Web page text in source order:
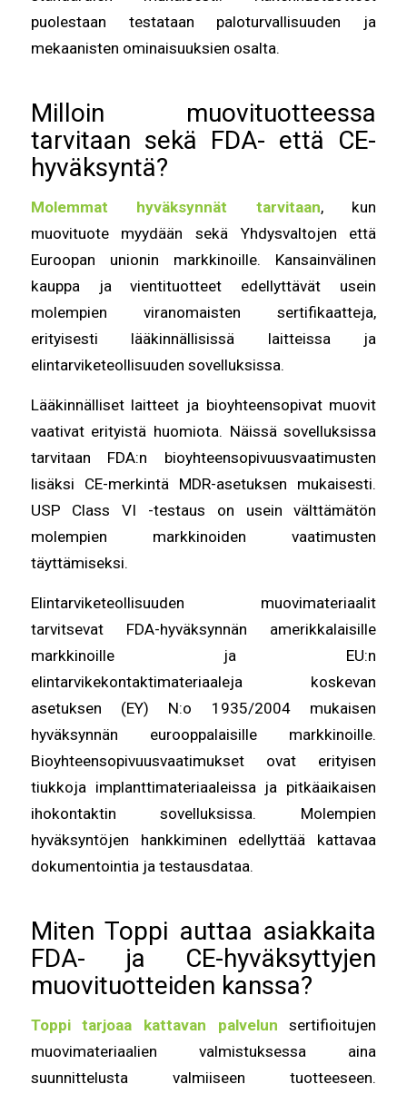
puolestaan testataan paloturvallisuuden ja
mekaanisten ominaisuuksien osalta.
Milloin muovituotteessa
tarvitaan sekä FDA- että CE-
hyväksyntä?
Molemmat hyväksynnät tarvitaan, kun
muovituote myydään sekä Yhdysvaltojen että
Euroopan unionin markkinoille. Kansainvälinen
kauppa ja vientituotteet edellyttävät usein
molempien viranomaisten sertifikaatteja,
erityisesti lääkinnällisissä laitteissa ja
elintarviketeollisuuden sovelluksissa.
Lääkinnälliset laitteet ja bioyhteensopivat muovit
vaativat erityistä huomiota. Näissä sovelluksissa
tarvitaan FDA:n bioyhteensopivuusvaatimusten
lisäksi CE-merkintä MDR-asetuksen mukaisesti.
USP Class VI -testaus on usein välttämätön
molempien markkinoiden vaatimusten
täyttämiseksi.
Elintarviketeollisuuden muovimateriaalit
tarvitsevat FDA-hyväksynnän amerikkalaisille
markkinoille ja EU:n
elintarvikekontaktimateriaaleja koskevan
asetuksen (EY) N:o 1935/2004 mukaisen
hyväksynnän eurooppalaisille markkinoille.
Bioyhteensopivuusvaatimukset ovat erityisen
tiukkoja implanttimateriaaleissa ja pitkäaikaisen
ihokontaktin sovelluksissa. Molempien
hyväksyntöjen hankkiminen edellyttää kattavaa
dokumentointia ja testausdataa.
Miten Toppi auttaa asiakkaita
FDA- ja CE-hyväksyttyjen
muovituotteiden kanssa?
Toppi tarjoaa kattavan palvelun sertifioitujen
muovimateriaalien valmistuksessa aina
suunnittelusta valmiiseen tuotteeseen.